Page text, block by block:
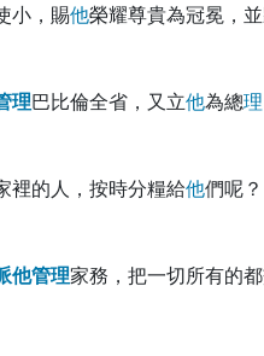
小，賜他榮耀尊貴為冠冕，
理巴比倫全省，又立他為總理
裡的人，按時分糧給他們呢？
他管理家務，把一切所有的